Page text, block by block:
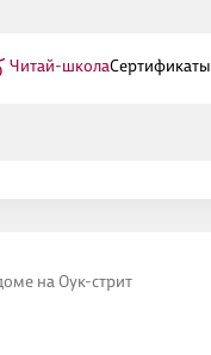
Читай-школаСертификаты
на Оук-стрит